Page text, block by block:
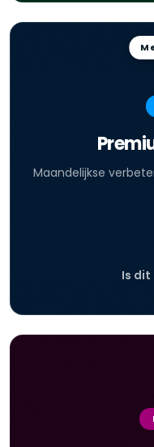
Maandelijkse
Is dit